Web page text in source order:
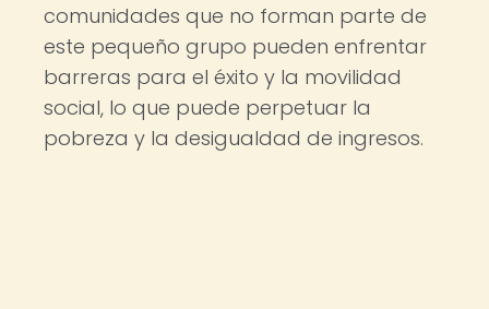
comunidades que no forman parte de
este pequeño grupo pueden enfrentar
barreras para el éxito y la movilidad
social, lo que puede perpetuar la
pobreza y la desigualdad de ingresos.